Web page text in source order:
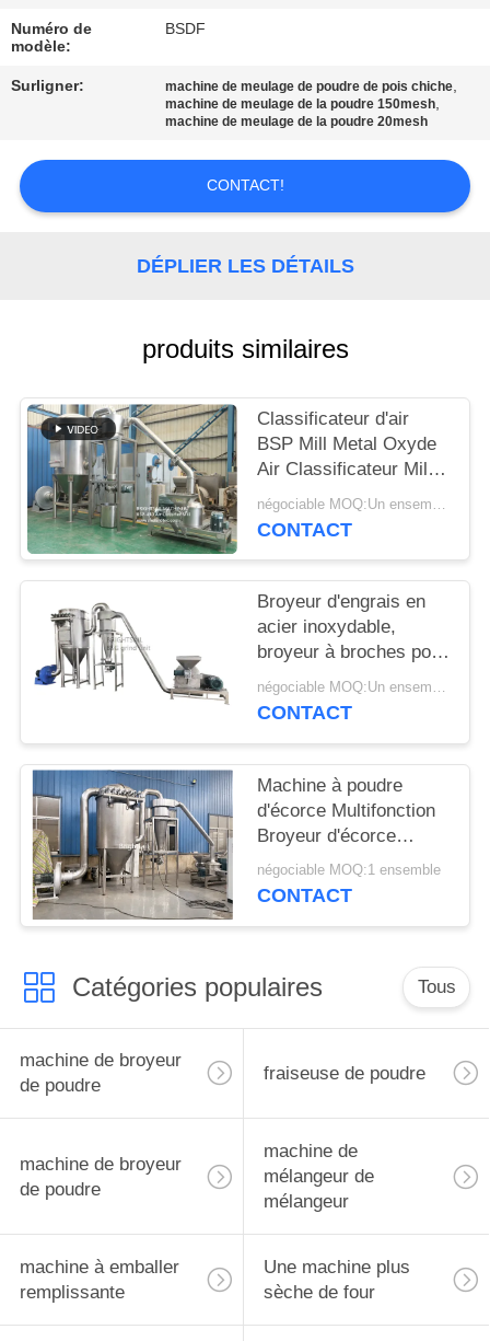
CONTRÔLE
DE
QUALITÉ
CONTACTEZ-
NOUS
NOUVELLES
PLAN
DU
SITE
PRIVACY
POLICY
Numéro de
modèle:
BSDF
Surligner: machine de meulage de poudre de pois chiche,
machine de meulage de la poudre 150mesh,
machine de meulage de la poudre 20mesh
CONTACT!
DÉPLIER LES DÉTAILS
produits similaires
Classificateur d'air
BSP Mill Metal Oxyde
Air Classificateur Mill
Mill Metal Oxyde ACM
GGRINder de
négociable MOQ:Un ensemble
CONTACT
Broyeur d'engrais en
acier inoxydable,
broyeur à broches pour
urée, avec CE
négociable MOQ:Un ensemble
CONTACT
Machine à poudre
d'écorce Multifonction
Broyeur d'écorce
d'Albizia
négociable MOQ:1 ensemble
CONTACT
Catégories populaires Tous
machine de broyeur
de poudre
fraiseuse de poudre
machine de broyeur
de poudre
machine de
mélangeur de
mélangeur
machine à emballer
remplissante
Une machine plus
sèche de four